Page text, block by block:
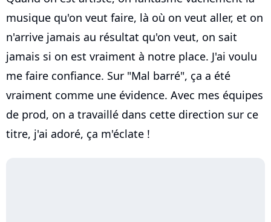
musique qu'on veut faire, là où on veut aller, et on
n'arrive jamais au résultat qu'on veut, on sait
jamais si on est vraiment à notre place. J'ai voulu
me faire confiance. Sur "Mal barré", ça a été
vraiment comme une évidence. Avec mes équipes
de prod, on a travaillé dans cette direction sur ce
titre, j'ai adoré, ça m'éclate !